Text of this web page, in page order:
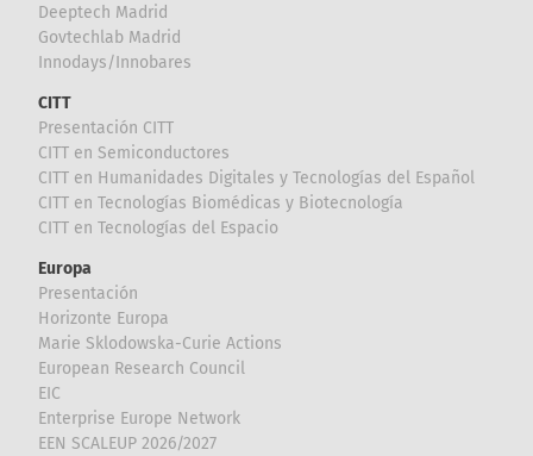
Deeptech Madrid
Govtechlab Madrid
Innodays/Innobares
CITT
Presentación CITT
CITT en Semiconductores
CITT en Humanidades Digitales y Tecnologías del Español
CITT en Tecnologías Biomédicas y Biotecnología
CITT en Tecnologías del Espacio
Europa
Presentación
Horizonte Europa
Marie Sklodowska-Curie Actions
European Research Council
EIC
Enterprise Europe Network
EEN SCALEUP 2026/2027